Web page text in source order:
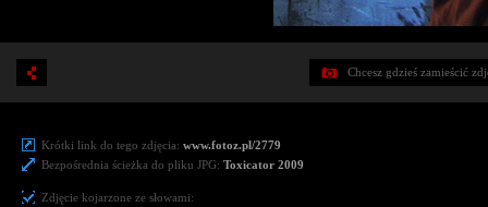
Chcesz gdzieś zamieścić
Krótki link do tego zdjęcia: www.fotoz.pl/2779
Bezpośrednia ścieżka do pliku JPG: Toxicator 2009
Zdjęcie kojarzone ze słowami: